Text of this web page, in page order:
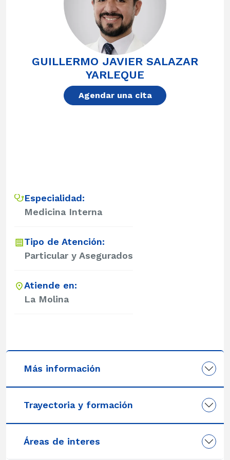
GUILLERMO JAVIER SALAZAR
YARLEQUE
Agendar una cita
Especialidad:
Medicina Interna
Tipo de Atención:
Particular y Asegurados
Atiende en:
La Molina
Más información
Trayectoria y formación
Áreas de interes